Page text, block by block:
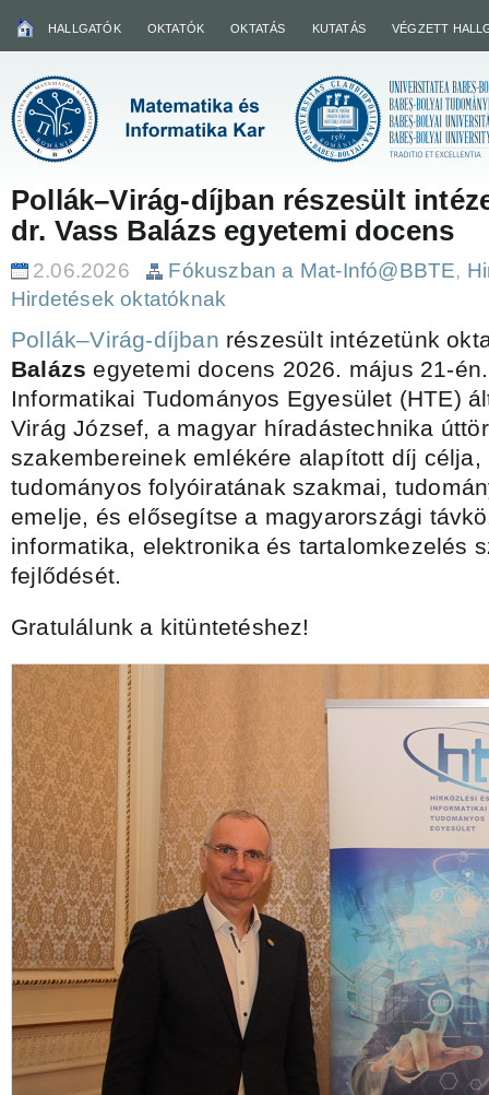
HALLGATÓK OKTATÓK OKTATÁS KUTATÁS VÉGZETT
Pollák–Virág-díjban részesült
dr. Vass Balázs egyetemi docens
2.06.2026 Fókuszban a Mat-Infó@BBTE,
Hirdetések oktatóknak
Pollák–Virág-díjban részesült intézetünk
Balázs egyetemi docens 2026. május 21-
Informatikai Tudományos Egyesület (HTE)
Virág József, a magyar híradástechnika
szakembereinek emlékére alapított díj célja,
tudományos folyóiratának szakmai,
emelje, és elősegítse a magyarországi
informatika, elektronika és tartalomkezelés
fejlődését.
Gratulálunk a kitüntetéshez!